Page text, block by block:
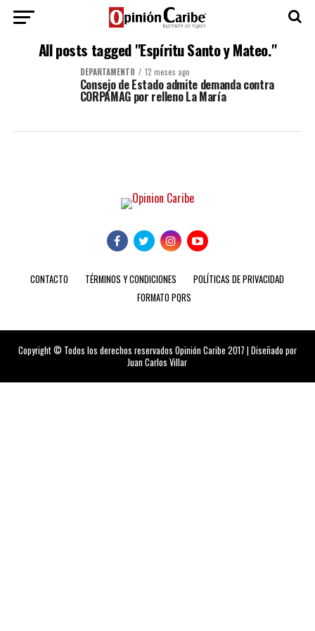
All posts tagged "Espíritu Santo y Mateo."
DEPARTAMENTO 12 meses ago
Consejo de Estado admite demanda contra
CORPAMAG por relleno La María
CONTACTO TÉRMINOS Y CONDICIONES
POLÍTICAS DE PRIVACIDAD
FORMATO PQRS
Copyright © Todos los derechos reservados Opinión Caribe 2017 | Diseñado por
Juan Carlos Villar